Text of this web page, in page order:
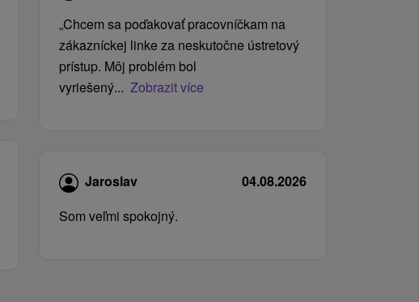
„Chcem sa poďakovať pracovníčkam na
zákazníckej linke za neskutočne ústretový
prístup. Môj problém bol
vyriešený... Zobrazit více
Jaroslav
04.08.2026
Som veľmi spokojný.